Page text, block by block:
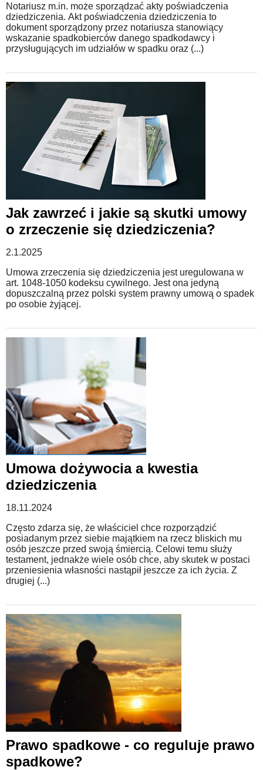
Notariusz m.in. może sporządzać akty poświadczenia
dziedziczenia. Akt poświadczenia dziedziczenia to
dokument sporządzony przez notariusza stanowiący
wskazanie spadkobierców danego spadkodawcy i
przysługujących im udziałów w spadku oraz (...)
Jak zawrzeć i jakie są skutki umowy
o zrzeczenie się dziedziczenia?
2.1.2025
Umowa zrzeczenia się dziedziczenia jest uregulowana w
art. 1048-1050 kodeksu cywilnego. Jest ona jedyną
dopuszczalną przez polski system prawny umową o spadek
po osobie żyjącej.
Umowa dożywocia a kwestia
dziedziczenia
18.11.2024
Często zdarza się, że właściciel chce rozporządzić
posiadanym przez siebie majątkiem na rzecz bliskich mu
osób jeszcze przed swoją śmiercią. Celowi temu służy
testament, jednakże wiele osób chce, aby skutek w postaci
przeniesienia własności nastąpił jeszcze za ich życia. Z
drugiej (...)
Prawo spadkowe - co reguluje prawo
spadkowe?